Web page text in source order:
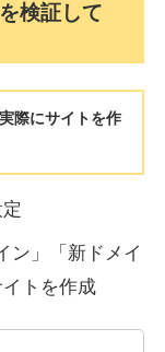
年齢1年
検証して
際にサイトを作
ン」「新ドメイ
トを作成